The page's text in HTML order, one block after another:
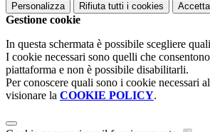
Personalizza Rifiuta tutti i cookies
Gestione cookie
In questa schermata è possibile scegliere
I cookie necessari sono quelli che
piattaforma e non è possibile disabilitarli.
Per conoscere quali sono i cookie necessari
visionare la COOKIE POLICY.